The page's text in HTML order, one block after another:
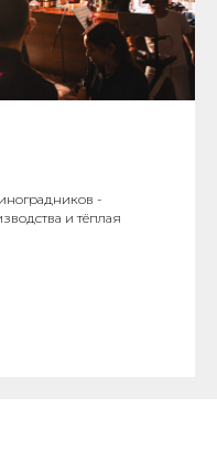
-
и тёплая